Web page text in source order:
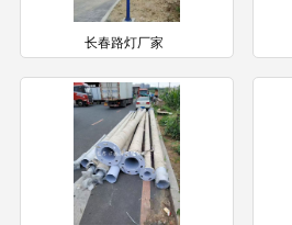
长春路灯厂家